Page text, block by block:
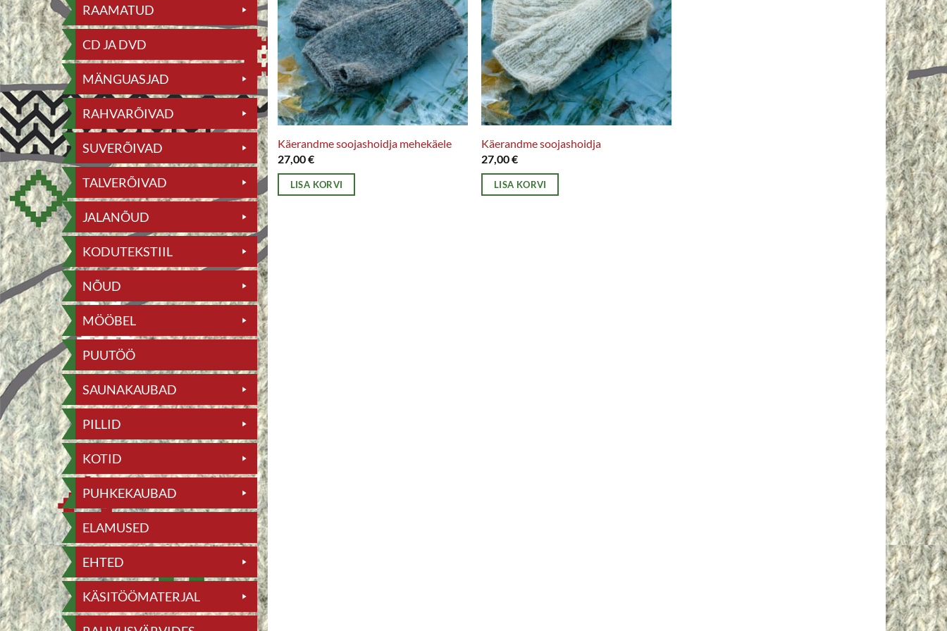
RAAMATUD
CD JA DVD
MÄNGUASJAD
RAHVARÕIVAD
SUVERÕIVAD
TALVERÕIVAD
JALANÕUD
KODUTEKSTIIL
NÕUD
MÖÖBEL
PUUTÖÖ
SAUNAKAUBAD
PILLID
KOTID
PUHKEKAUBAD
ELAMUSED
EHTED
KÄSITÖÖMATERJAL
Käerandme soojashoidja mehekäele
27,00€
LISA KORVI
Käerandme soojashoidja
27,00€
LISA KORVI